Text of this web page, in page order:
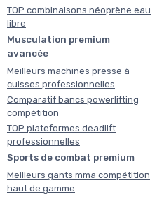
TOP combinaisons néoprène eau
libre
Musculation premium
avancée
Meilleurs machines presse à
cuisses professionnelles
Comparatif bancs powerlifting
compétition
TOP plateformes deadlift
professionnelles
Sports de combat premium
Meilleurs gants mma compétition
haut de gamme